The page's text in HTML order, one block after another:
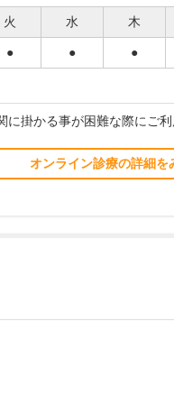
火 水 木
● ● ●
に掛かる事が困難な際にご
オンライン診療の詳細を